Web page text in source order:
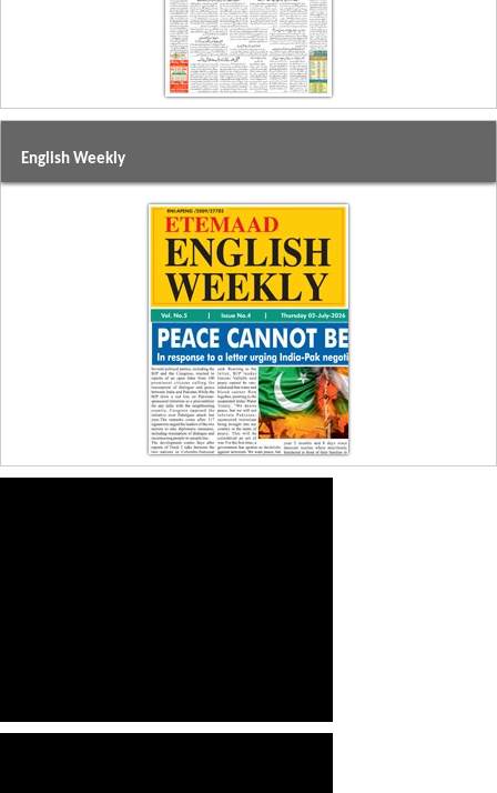
English Weekly